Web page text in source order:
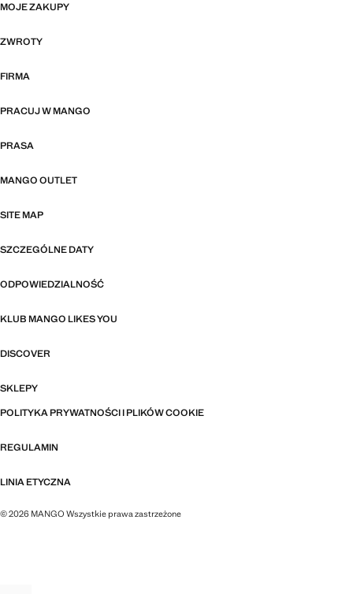
MOJE ZAKUPY
ZWROTY
FIRMA
PRACUJ W MANGO
PRASA
MANGO OUTLET
SITE MAP
SZCZEGÓLNE DATY
ODPOWIEDZIALNOŚĆ
KLUB MANGO LIKES YOU
DISCOVER
SKLEPY
POLITYKA PRYWATNOŚCI I PLIKÓW COOKIE
REGULAMIN
LINIA ETYCZNA
© 2026 MANGO Wszystkie prawa zastrzeżone